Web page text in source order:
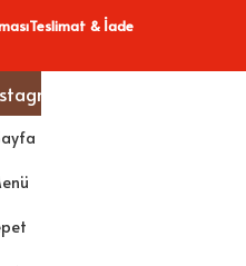
Teslimat & İade